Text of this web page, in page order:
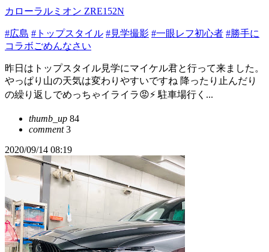
カローラルミオン ZRE152N
#広島 #トップスタイル #見学撮影 #一眼レフ初心者 #勝手に
コラボごめんなさい
昨日はトップスタイル見学にマイケル君と行って来ました。
やっぱり山の天気は変わりやすいですね 降ったり止んだり
の繰り返しでめっちゃイライラ😡⚡ 駐車場行く...
thumb_up 84
comment3
2020/09/14 08:19